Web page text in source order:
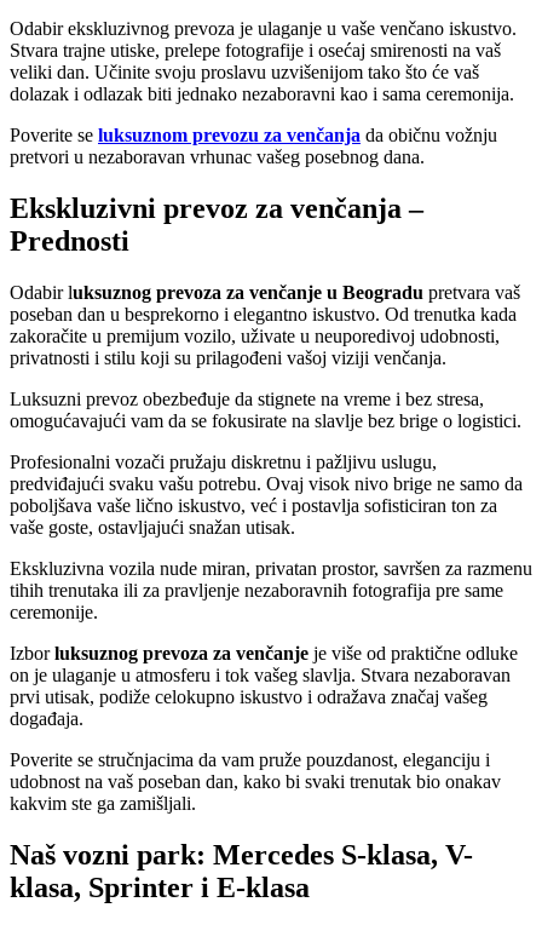
Odabir ekskluzivnog prevoza je ulaganje u vaše venčano iskustvo.
Stvara trajne utiske, prelepe fotografije i osećaj smirenosti na vaš
veliki dan. Učinite svoju proslavu uzvišenijom tako što će vaš
dolazak i odlazak biti jednako nezaboravni kao i sama ceremonija.
Poverite se luksuznom prevozu za venčanja da običnu vožnju
pretvori u nezaboravan vrhunac vašeg posebnog dana.
Ekskluzivni prevoz za venčanja –
Prednosti
Odabir luksuznog prevoza za venčanje u Beogradu pretvara vaš
poseban dan u besprekorno i elegantno iskustvo. Od trenutka kada
zakoračite u premijum vozilo, uživate u neuporedivoj udobnosti,
privatnosti i stilu koji su prilagođeni vašoj viziji venčanja.
Luksuzni prevoz obezbeđuje da stignete na vreme i bez stresa,
omogućavajući vam da se fokusirate na slavlje bez brige o logistici.
Profesionalni vozači pružaju diskretnu i pažljivu uslugu,
predviđajući svaku vašu potrebu. Ovaj visok nivo brige ne samo da
poboljšava vaše lično iskustvo, već i postavlja sofisticiran ton za
vaše goste, ostavljajući snažan utisak.
Ekskluzivna vozila nude miran, privatan prostor, savršen za razmenu
tihih trenutaka ili za pravljenje nezaboravnih fotografija pre same
ceremonije.
Izborluksuznog prevoza za venčanje je više od praktične odluke
on je ulaganje u atmosferu i tok vašeg slavlja. Stvara nezaboravan
prvi utisak, podiže celokupno iskustvo i odražava značaj vašeg
događaja.
Poverite se stručnjacima da vam pruže pouzdanost, eleganciju i
udobnost na vaš poseban dan, kako bi svaki trenutak bio onakav
kakvim ste ga zamišljali.
Naš vozni park: Mercedes S-klasa, V-
klasa, Sprinter i E-klasa